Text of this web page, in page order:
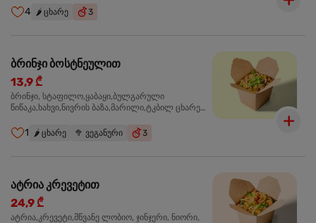
ტკბილ ცხარე სოუსი,მწვანე ხახვი,სეზამის
მარცვლის ნაზავი,მზესუმზირის ზეთი,ბარდა
4 🌶️ ცხარე 3
ბრინჯი ბოსტნეულით
13,9 ₾
ბრინჯი, სტაფილო,ყაბაყი,ბულგარული
წიწაკა,ხახვი,ნივრის ბაზა,მარილი,ტკბილ ცხარე
ნაზავი,მზესუმზირის ზეთი ,ბარდა
1 🌶️ ცხარე 🥦 ვეგანური 3
ატრია კრევეტით
24,9 ₾
ატრია,კრევეტი,მწვანე ლობიო, ჯინჯერი, ნიორი,